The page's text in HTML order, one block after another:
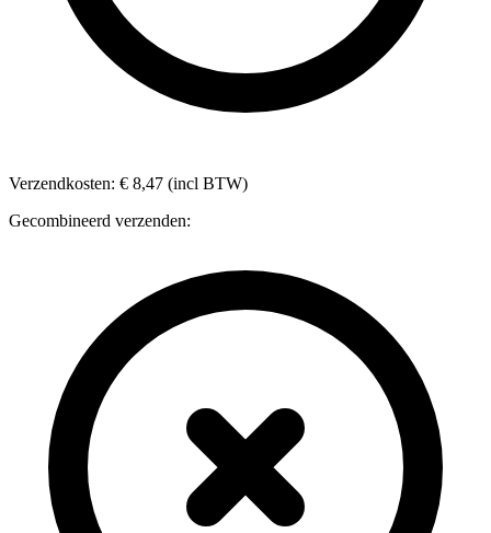
Verzendkosten: € 8,47 (incl BTW)
Gecombineerd verzenden: